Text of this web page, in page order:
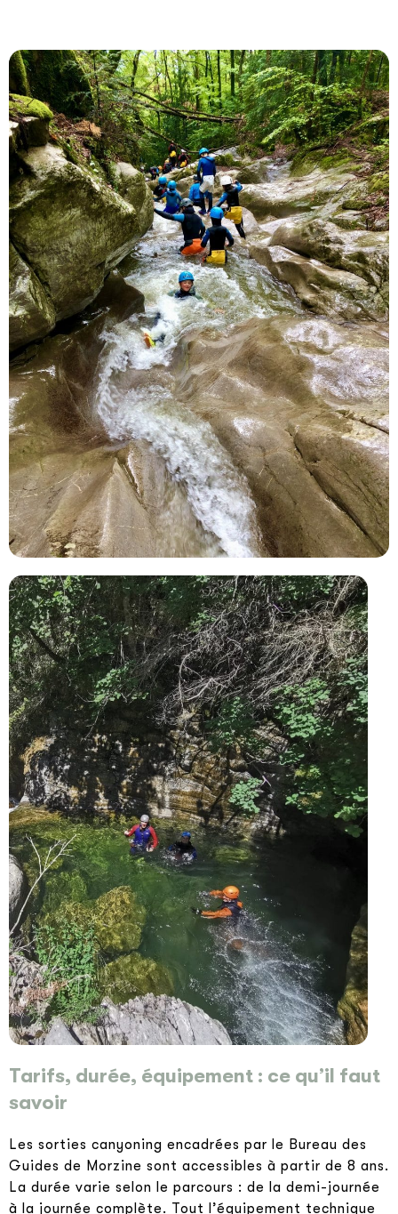
Tarifs, durée, équipement : ce qu’il faut
savoir
Les sorties canyoning encadrées par le Bureau des
Guides de Morzine sont accessibles à partir de 8 ans.
La durée varie selon le parcours : de la demi-journée
à la journée complète. Tout l’équipement technique